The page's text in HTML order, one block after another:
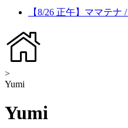
【8/26 正午】ママテ
>
Yumi
Yumi